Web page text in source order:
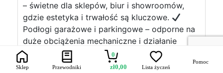
– świetne dla sklepów, biur i showroomów,
gdzie estetyka i trwałość są kluczowe.
Podłogi garażowe i parkingowe – odporne na
duże obciążenia mechaniczne i działanie
chemikaliów.
Tarasy zewnętrzne i
przestrzenie publiczne – odporne na warunki
Sklep Przewodniki
0
zł0,00 Lista życzeń
Pomoc